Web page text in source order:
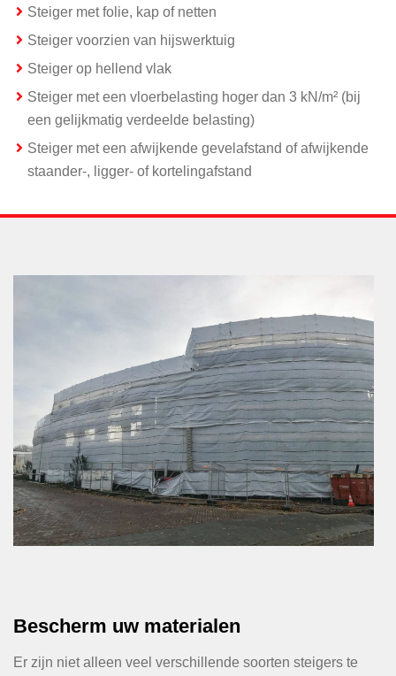
Steiger met folie, kap of netten
Steiger voorzien van hijswerktuig
Steiger op hellend vlak
Steiger met een vloerbelasting hoger dan 3 kN/m² (bij
een gelijkmatig verdeelde belasting)
Steiger met een afwijkende gevelafstand of afwijkende
staander-, ligger- of kortelingafstand
Bescherm uw materialen
Er zijn niet alleen veel verschillende soorten steigers te